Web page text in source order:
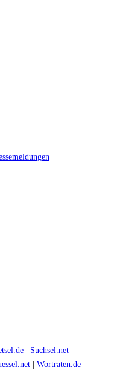
Suchsel.net
Wortraten.de